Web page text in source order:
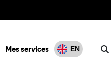
Mes services EN